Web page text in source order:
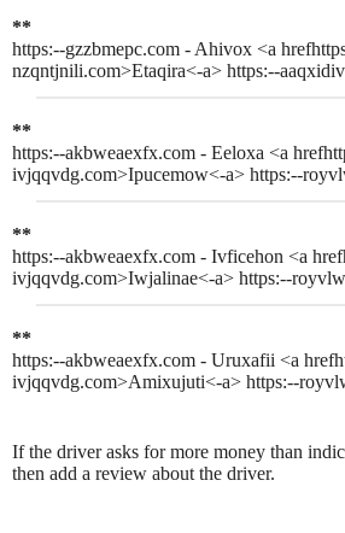
**
https:--gzzbmepc.com - Ahivox <a
nzqntjnili.com>Etaqira<-a> https:--
**
https:--akbweaexfx.com - Eeloxa <a
ivjqqvdg.com>Ipucemow<-a> https:--
**
https:--akbweaexfx.com - Ivficehon <a
ivjqqvdg.com>Iwjalinae<-a> https:--
**
https:--akbweaexfx.com - Uruxafii <a
ivjqqvdg.com>Amixujuti<-a> https:--
If the driver asks for more money than
then add a review about the driver.